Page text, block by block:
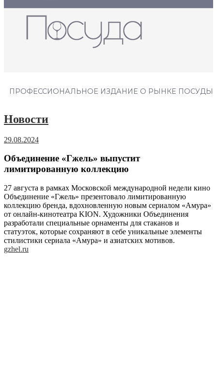
ПРОФЕССИОНАЛЬНОЕ ИЗДАНИЕ О РЫНКЕ ПОСУДЫ
Новости
29.08.2024
Объединение «Гжель» выпустит
лимитированную коллекцию
27 августа в рамках Московской международной недели кино
Объединение «Гжель» презентовало лимитированную
коллекцию бренда, вдохновленную новым сериалом «Амура»
от онлайн-кинотеатра KION. Художники Объединения
разработали специальные орнаменты для стаканов и
статуэток, которые сохраняют в себе уникальные элементы
стилистики сериала «Амура» и азиатских мотивов.
gzhel.ru